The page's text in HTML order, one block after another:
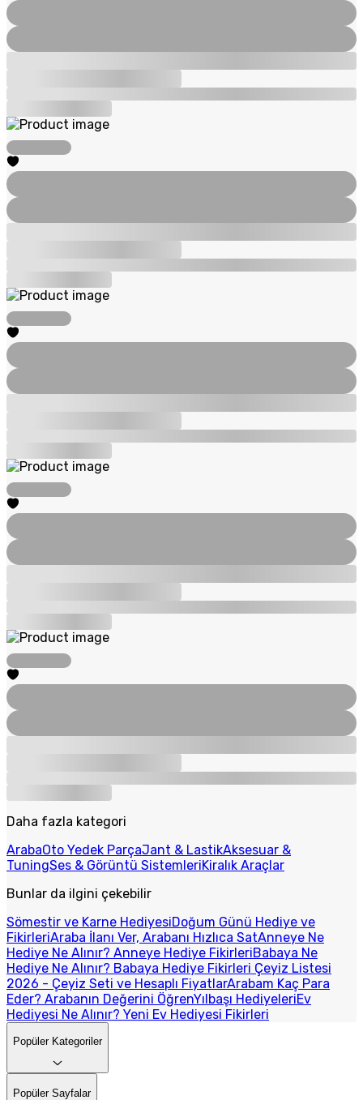
Daha fazla kategori
ArabaOto Yedek ParçaJant & LastikAksesuar &
TuningSes & Görüntü SistemleriKiralık Araçlar
Bunlar da ilgini çekebilir
Sömestir ve Karne HediyesiDoğum Günü Hediye ve
FikirleriAraba İlanı Ver, Arabanı Hızlıca SatAnneye Ne
Hediye Ne Alınır? Anneye Hediye FikirleriBabaya Ne
Hediye Ne Alınır? Babaya Hediye Fikirleri Çeyiz Listesi
2026 - Çeyiz Seti ve Hesaplı FiyatlarArabam Kaç Para
Eder? Arabanın Değerini ÖğrenYılbaşı HediyeleriEv
Hediyesi Ne Alınır? Yeni Ev Hediyesi Fikirleri
Popüler Kategoriler
Popüler Sayfalar